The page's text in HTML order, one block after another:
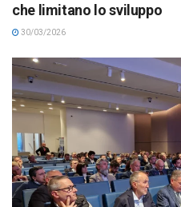
che limitano lo sviluppo
30/03/2026